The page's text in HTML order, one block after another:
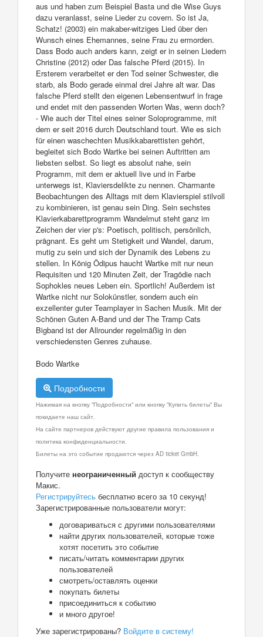
aus und haben zum Beispiel Basta und die Wise Guys
dazu veranlasst, seine Lieder zu covern. So ist Ja,
Schatz! (2003) ein makaber-witziges Lied über den
Wunsch eines Ehemannes, seine Frau zu ermorden.
Dass Bodo auch anders kann, zeigt er in seinen Liedern
Christine (2012) oder Das falsche Pferd (2015). In
Ersterem verarbeitet er den Tod seiner Schwester, die
starb, als Bodo gerade einmal drei Jahre alt war. Das
falsche Pferd stellt den eigenen Lebensentwurf in frage
und endet mit den passenden Worten Was, wenn doch?
- Wie auch der Titel eines seiner Soloprogramme, mit
dem er seit 2016 durch Deutschland tourt. Wie es sich
für einen waschechten Musikkabarettisten gehört,
begleitet sich Bodo Wartke bei seinen Auftritten am
liebsten selbst. So liegt es absolut nahe, sein
Programm, mit dem er aktuell live und in Farbe
unterwegs ist, Klaviersdelikte zu nennen. Charmante
Beobachtungen des Alltags mit dem Klavierspiel stilvoll
zu kombinieren, ist genau sein Ding. Sein sechstes
Klavierkabarettprogramm Wandelmut steht ganz im
Zeichen der vier p's: Poetisch, politisch, persönlich,
prägnant. Es geht um Stetigkeit und Wandel, darum,
mutig zu sein und sich der Dynamik des Lebens zu
stellen. In König Ödipus haucht Wartke mit nur neun
Requisiten und 120 Minuten Zeit, der Tragödie nach
Sophokles neues Leben ein. Sportlich! Außerdem ist
Wartke nicht nur Solokünstler, sondern auch ein
exzellenter guter Teamplayer in Sachen Musik. Mit der
Schönen Guten A-Band und der The Tramp Cats
Bigband ist der Allrounder regelmäßig in den
verschiedensten Genres zuhause.
Bodo Wartke
Подробности
Нажимая на кнопку "Подробности" или кнопку "Купить билеты" Вы
покидаете наш сайт.
На сайте партнеров действуют другие правила пользования и
политика конфиденциальности.
Билеты на это событие продаются через AD ticket GmbH.
Получите неограниченный доступ к сообществу
Макис.
Регистрируйтесь бесплатно всего за 10 секунд!
Зарегистрированные пользователи могут:
договариваться с другими пользователями
найти других пользователей, которые тоже
хотят посетить это событие
писать/читать комментарии других
пользователей
смотреть/оставлять оценки
покупать билеты
присоединиться к событию
и много другое!
Уже зарегистрированы? Войдите в систему!